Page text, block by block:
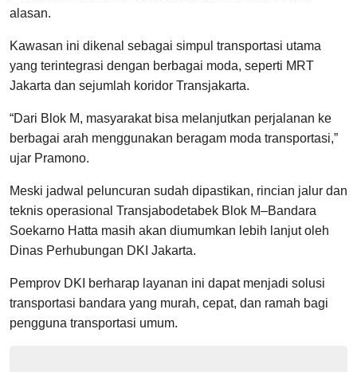
alasan.
Kawasan ini dikenal sebagai simpul transportasi utama
yang terintegrasi dengan berbagai moda, seperti MRT
Jakarta dan sejumlah koridor Transjakarta.
“Dari Blok M, masyarakat bisa melanjutkan perjalanan ke
berbagai arah menggunakan beragam moda transportasi,”
ujar Pramono.
Meski jadwal peluncuran sudah dipastikan, rincian jalur dan
teknis operasional Transjabodetabek Blok M–Bandara
Soekarno Hatta masih akan diumumkan lebih lanjut oleh
Dinas Perhubungan DKI Jakarta.
Pemprov DKI berharap layanan ini dapat menjadi solusi
transportasi bandara yang murah, cepat, dan ramah bagi
pengguna transportasi umum.